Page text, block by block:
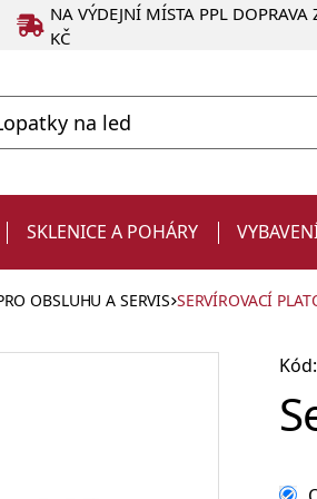
NA VÝDEJNÍ MÍSTA PPL
KČ
SKLENICE A POHÁRY
OBSLUHU A SERVIS SERVÍROVACÍ